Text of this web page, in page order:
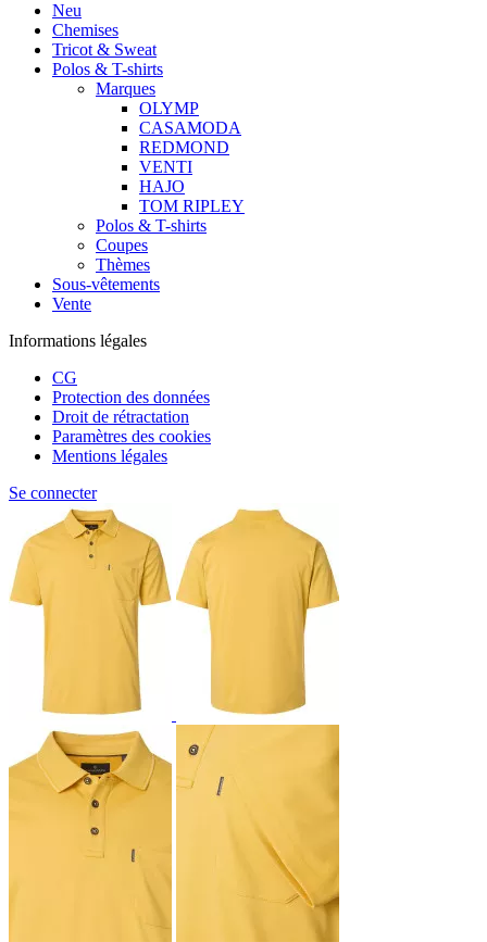
Neu
Chemises
Tricot & Sweat
Polos & T-shirts
Marques
OLYMP
CASAMODA
REDMOND
VENTI
HAJO
TOM RIPLEY
Polos & T-shirts
Coupes
Thèmes
Sous-vêtements
Vente
Informations légales
CG
Protection des données
Droit de rétractation
Paramètres des cookies
Mentions légales
Se connecter